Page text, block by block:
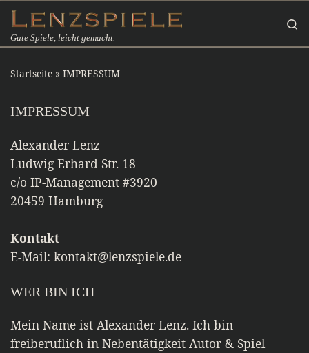
Zum Inhalt springen
Gute Spiele, leicht gemacht.
Startseite » IMPRESSUM
IMPRESSUM
Alexander Lenz
Ludwig-Erhard-Str. 18
c/o IP-Management #3920
20459 Hamburg
Kontakt
E-Mail: kontakt@lenzspiele.de
WER BIN ICH
Mein Name ist Alexander Lenz. Ich bin
freiberuflich in Nebentätigkeit Autor & Spiel-